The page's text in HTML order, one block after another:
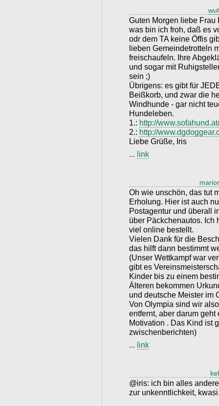
Guten Morgen liebe Frau
was bin ich froh, daß es
odr dem TA keine Öffis
lieben Gemeindetrotteln
freischaufeln. Ihre
und sogar mit
sein ;)
Übrigens: es gibt für
Beißkorb, und zwar die
Windhunde - gar nicht
Hundeleben.
1.: http://
2.: http://
Liebe Grüße, Iris
... link
Oh wie unschön, das tut
Erholung. Hier ist auch
Postagentur und überall
über Päckchenautos. Ich
viel online bestellt.
Vielen Dank für die
das hilft dann bestimmt
(Unser Wettkampf war
gibt es
Kinder bis zu einem
Älteren bekommen
und deutsche Meister im
Von Olympia sind wir
entfernt, aber darum
Motivation . Das Kind ist
zwischenberichten)
... link
@iris: ich bin alles
zur unkenntlichkeit,